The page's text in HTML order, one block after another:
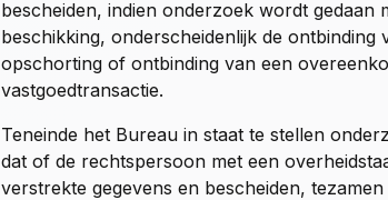
bescheiden, indien onderzoek wordt
beschikking, onderscheidenlijk de
opschorting of ontbinding van een
vastgoedtransactie.
Teneinde het Bureau in staat te stellen
dat of de rechtspersoon met een
verstrekte gegevens en bescheiden,